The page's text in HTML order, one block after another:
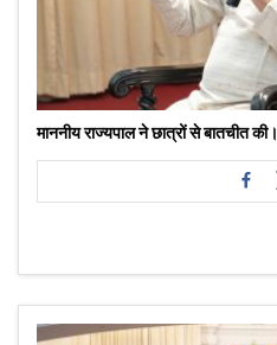
माननीय राज्यपाल ने छात्रों से बातचीत की।